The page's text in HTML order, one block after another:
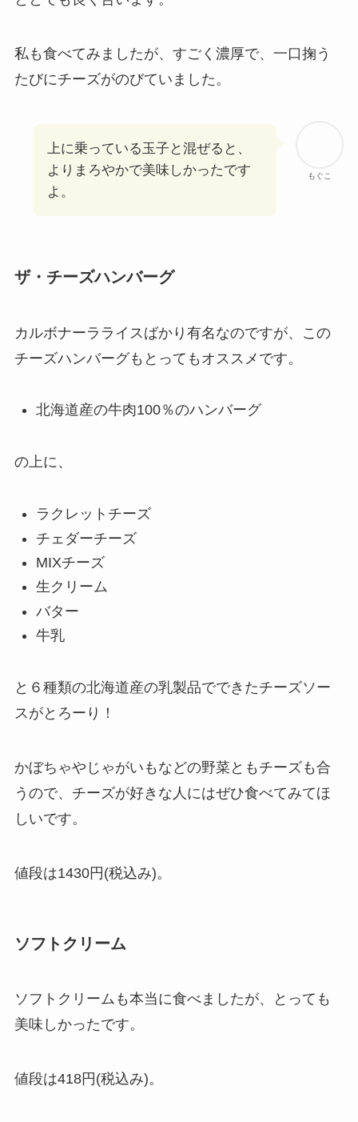
私も食べてみましたが、すごく濃厚で、一口掬う
たびにチーズがのびていました。
もぐこ
上に乗っている玉子と混ぜると、
よりまろやかで美味しかったです
よ。
ザ・チーズハンバーグ
カルボナーラライスばかり有名なのですが、この
チーズハンバーグもとってもオススメです。
北海道産の牛肉100％のハンバーグ
の上に、
ラクレットチーズ
チェダーチーズ
MIXチーズ
生クリーム
バター
牛乳
と６種類の北海道産の乳製品でできたチーズソー
スがとろーり！
かぼちゃやじゃがいもなどの野菜ともチーズも合
うので、チーズが好きな人にはぜひ食べてみてほ
しいです。
値段は1430円(税込み)。
ソフトクリーム
ソフトクリームも本当に食べましたが、とっても
美味しかったです。
値段は418円(税込み)。